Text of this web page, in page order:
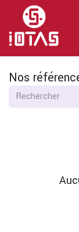
Se rendre au contenu
Nos